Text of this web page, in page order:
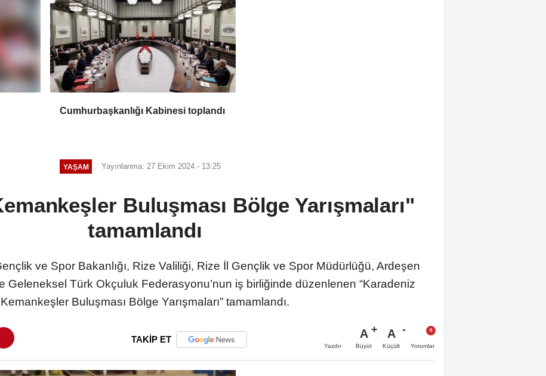
Cumhurbaşkanlığı Kabinesi toplandı
YAŞAM Yayınlanma: 27 Ekim 2024 - 13:25
Buluşması Bölge Yarışmaları"
tamamlandı
ve Spor Bakanlığı, Rize Valiliği, Rize İl Gençlik ve Spor Müdürlüğü, Ardeşen
Geleneksel Türk Okçuluk Federasyonu’nun iş birliğinde düzenlenen “Karadeniz
Kemankeşler Buluşması Bölge Yarışmaları” tamamlandı.
TAKİP ET
Yazdır
A
Büyüt
A
Küçült Yorumlar